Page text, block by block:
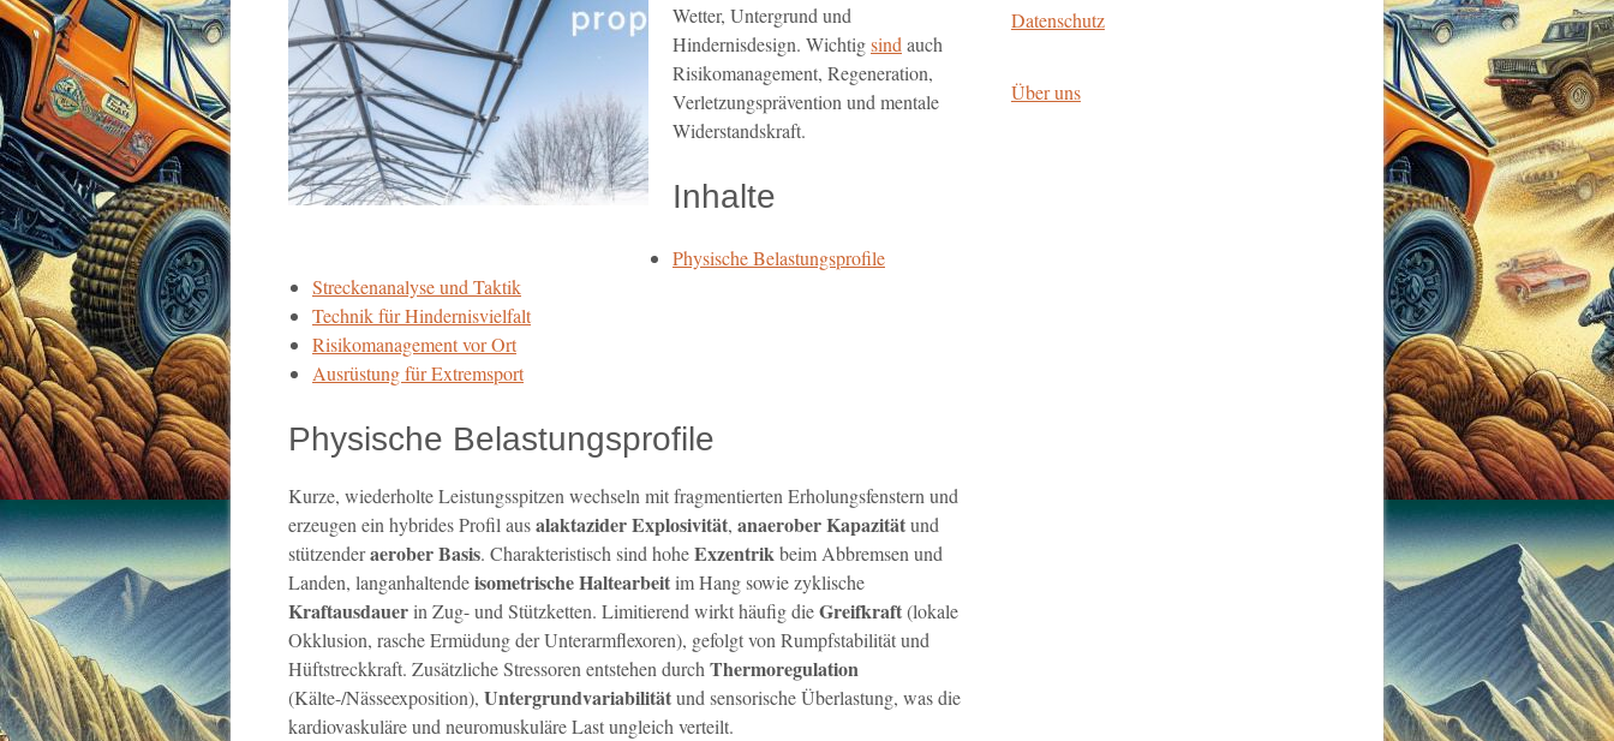
Wetter, Untergrund und
Hindernisdesign. Wichtigsind auch
Risikomanagement, Regeneration,
Verletzungsprävention und mentale
Widerstandskraft.
Inhalte
Physische Belastungsprofile
Streckenanalyse und Taktik
Technik für Hindernisvielfalt
Risikomanagement vor Ort
Ausrüstung für Extremsport
Physische Belastungsprofile
Kurze, wiederholte Leistungsspitzen wechseln mit fragmentierten Erholungsfenstern und
erzeugen ein hybrides Profil ausalaktazider Explosivität, anaerober Kapazitätund
stützenderaerober Basis. Charakteristisch sind hoheExzentrikbeim Abbremsen und
Landen, langanhaltendeisometrische Haltearbeitim Hang sowie zyklische
Kraftausdauerin Zug- und Stützketten. Limitierend wirkt häufig dieGreifkraft(lokale
Okklusion, rasche Ermüdung der Unterarmflexoren), gefolgt von Rumpfstabilität und
Hüftstreckkraft. Zusätzliche Stressoren entstehen durchThermoregulation
(Kälte-/Nässeexposition), Untergrundvariabilitätund sensorische Überlastung, was die
kardiovaskuläre und neuromuskuläre Last ungleich verteilt.
Datenschutz
Über uns